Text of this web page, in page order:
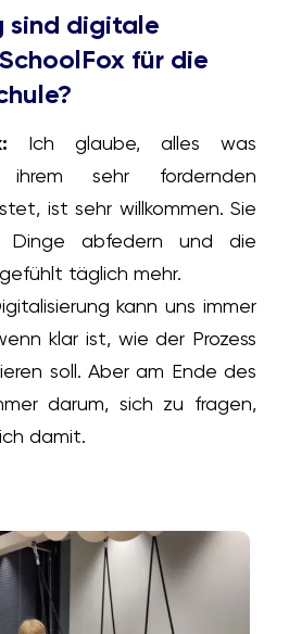
sind digitale
für die
Ich glaube, alles was
ihrem sehr fordernden
ist sehr willkommen. Sie
Dinge abfedern und die
täglich mehr.
kann uns immer
klar ist, wie der Prozess
soll. Aber am Ende des
darum, sich zu fragen,
damit.